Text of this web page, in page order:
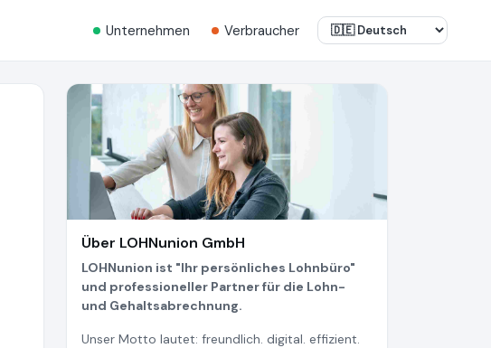
Unternehmen Verbraucher
Über LOHNunion GmbH
LOHNunion ist "Ihr persönliches Lohnbüro"
und professioneller Partner für die Lohn-
und Gehaltsabrechnung.
Unser Motto lautet: freundlich. digital. effizient.